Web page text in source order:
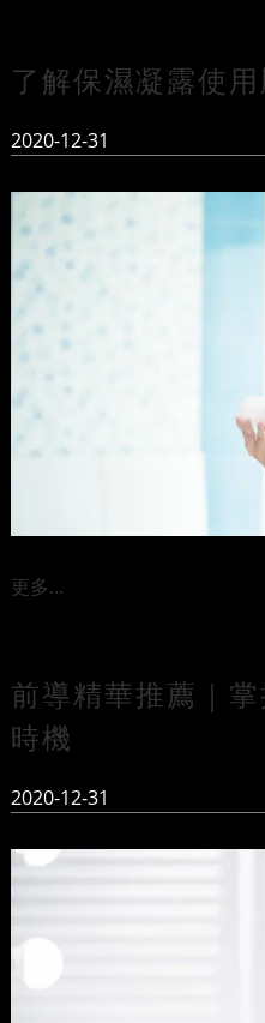
了解保濕凝露使
2020-12-31
更多...
前導精華推薦｜
時機
2020-12-31